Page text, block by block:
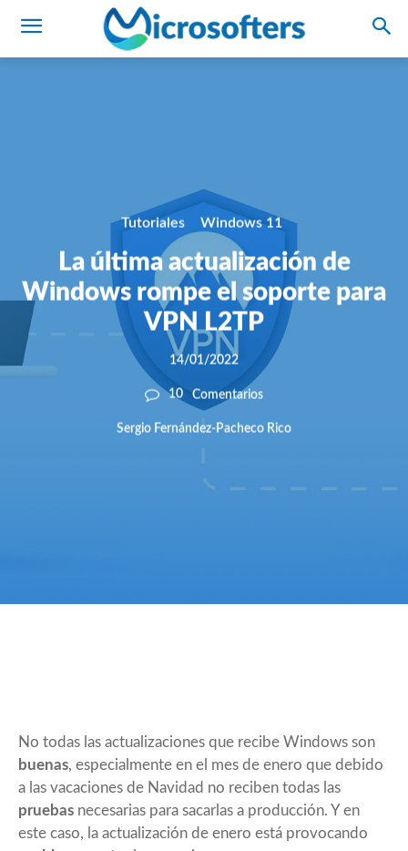
Tutoriales Windows 11
La última actualización de
Windows rompe el soporte para
VPN L2TP
14/01/2022
10 Comentarios
Sergio Fernández-Pacheco Rico
No todas las actualizaciones que recibe Windows son
buenas, especialmente en el mes de enero que debido
a las vacaciones de Navidad no reciben todas las
pruebas necesarias para sacarlas a producción. Y en
este caso, la actualización de enero está provocando